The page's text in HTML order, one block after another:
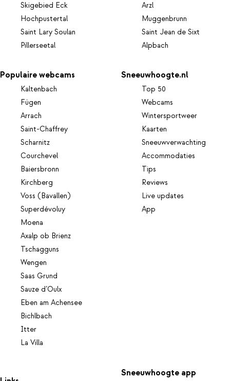
Skigebied Eck
Hochpustertal
Saint Lary Soulan
Pillerseetal
Arzl
Muggenbrunn
Saint Jean de Sixt
Alpbach
Populaire webcams
Kaltenbach
Fügen
Arrach
Saint-Chaffrey
Scharnitz
Courchevel
Baiersbronn
Kirchberg
Voss (Bavallen)
Superdévoluy
Moena
Axalp ob Brienz
Tschagguns
Wengen
Saas Grund
Sauze d’Oulx
Eben am Achensee
Bichlbach
Itter
La Villa
Sneeuwhoogte.nl
Top 50
Webcams
Wintersportweer
Kaarten
Sneeuwverwachting
Accommodaties
Tips
Reviews
Live updates
App
Sneeuwhoogte app